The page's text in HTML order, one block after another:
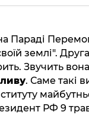
Параді
землі".
Звучить
. Саме такі
РФ 9